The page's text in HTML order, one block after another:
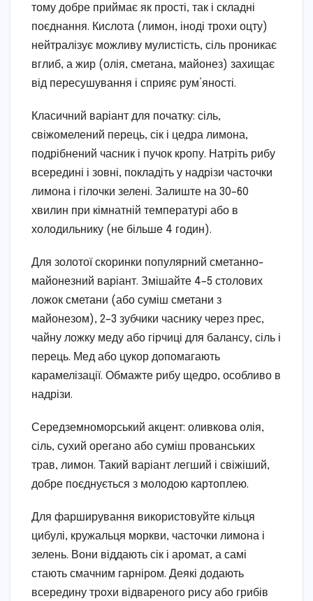
тому добре приймає як прості, так і складні
поєднання. Кислота (лимон, іноді трохи оцту)
нейтралізує можливу мулистість, сіль проникає
вглиб, а жир (олія, сметана, майонез) захищає
від пересушування і сприяє рум’яності.
Класичний варіант для початку: сіль,
свіжомелений перець, сік і цедра лимона,
подрібнений часник і пучок кропу. Натріть рибу
всередині і зовні, покладіть у надрізи часточки
лимона і гілочки зелені. Залиште на 30–60
хвилин при кімнатній температурі або в
холодильнику (не більше 4 годин).
Для золотої скоринки популярний сметанно-
майонезний варіант. Змішайте 4–5 столових
ложок сметани (або суміш сметани з
майонезом), 2–3 зубчики часнику через прес,
чайну ложку меду або гірчиці для балансу, сіль і
перець. Мед або цукор допомагають
карамелізації. Обмажте рибу щедро, особливо в
надрізи.
Середземноморський акцент: оливкова олія,
сіль, сухий орегано або суміш прованських
трав, лимон. Такий варіант легший і свіжіший,
добре поєднується з молодою картоплею.
Для фарширування використовуйте кільця
цибулі, кружальця моркви, часточки лимона і
зелень. Вони віддають сік і аромат, а самі
стають смачним гарніром. Деякі додають
всередину трохи відвареного рису або грибів